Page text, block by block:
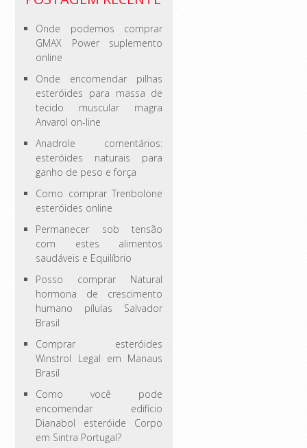
Onde podemos comprar
GMAX Power suplemento
online
Onde encomendar pilhas
esteróides para massa de
tecido muscular magra
Anvarol on-line
Anadrole comentários:
esteróides naturais para
ganho de peso e força
Como comprar Trenbolone
esteróides online
Permanecer sob tensão
com estes alimentos
saudáveis ​​e Equilíbrio
Posso comprar Natural
hormona de crescimento
humano pílulas Salvador
Brasil
Comprar esteróides
Winstrol Legal em Manaus
Brasil
Como você pode
encomendar edifício
Dianabol esteróide Corpo
em Sintra Portugal?